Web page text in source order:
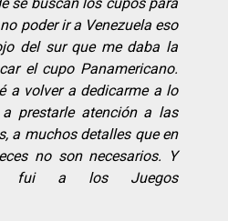
poder ir a Venezuela eso
del sur que me daba la
el cupo Panamericano.
a volver a dedicarme a lo
prestarle atención a las
a muchos detalles que en
no son necesarios. Y
fui a los Juegos